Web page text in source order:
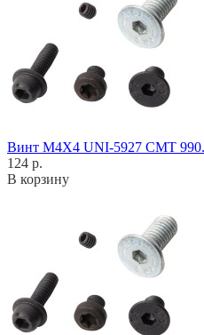
Винт M4X4 UNI-5927 CMT
124 р.
В корзину